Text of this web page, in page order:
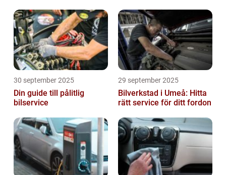
30 september 2025
Din guide till pålitlig
bilservice
29 september 2025
Bilverkstad i Umeå: Hitta
rätt service för ditt fordon